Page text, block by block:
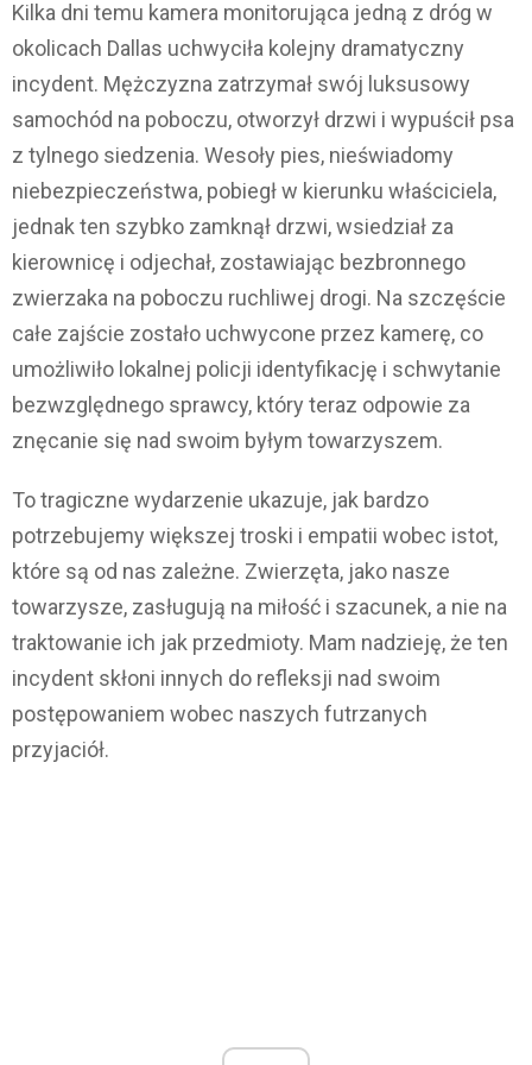
Kilka dni temu kamera monitorująca jedną z dróg w
okolicach Dallas uchwyciła kolejny dramatyczny
incydent. Mężczyzna zatrzymał swój luksusowy
samochód na poboczu, otworzył drzwi i wypuścił psa
z tylnego siedzenia. Wesoły pies, nieświadomy
niebezpieczeństwa, pobiegł w kierunku właściciela,
jednak ten szybko zamknął drzwi, wsiedział za
kierownicę i odjechał, zostawiając bezbronnego
zwierzaka na poboczu ruchliwej drogi. Na szczęście
całe zajście zostało uchwycone przez kamerę, co
umożliwiło lokalnej policji identyfikację i schwytanie
bezwzględnego sprawcy, który teraz odpowie za
znęcanie się nad swoim byłym towarzyszem.
To tragiczne wydarzenie ukazuje, jak bardzo
potrzebujemy większej troski i empatii wobec istot,
które są od nas zależne. Zwierzęta, jako nasze
towarzysze, zasługują na miłość i szacunek, a nie na
traktowanie ich jak przedmioty. Mam nadzieję, że ten
incydent skłoni innych do refleksji nad swoim
postępowaniem wobec naszych futrzanych
przyjaciół.